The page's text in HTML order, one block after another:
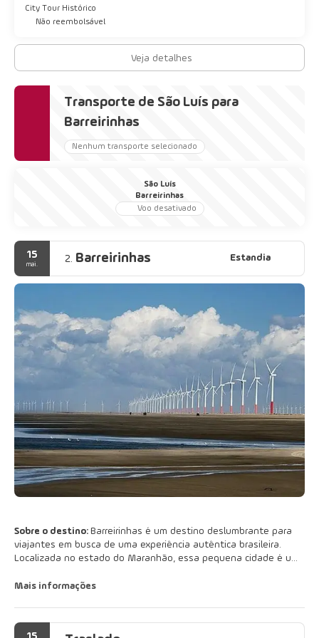
City Tour Histórico
Não reembolsável
Veja detalhes
Transporte de São Luís para
Barreirinhas
Nenhum transporte selecionado
São Luís
Barreirinhas
Voo desativado
15
mai. 2. Barreirinhas Estandia
Sobre o destino: Barreirinhas é um destino deslumbrante para
viajantes em busca de uma experiência autêntica brasileira.
Localizada no estado do Maranhão, essa pequena cidade é um
formam entre elas durante a temporada de chuvas. Os
Mais informações